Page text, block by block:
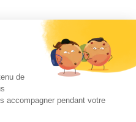
de
accompagner pendant votre